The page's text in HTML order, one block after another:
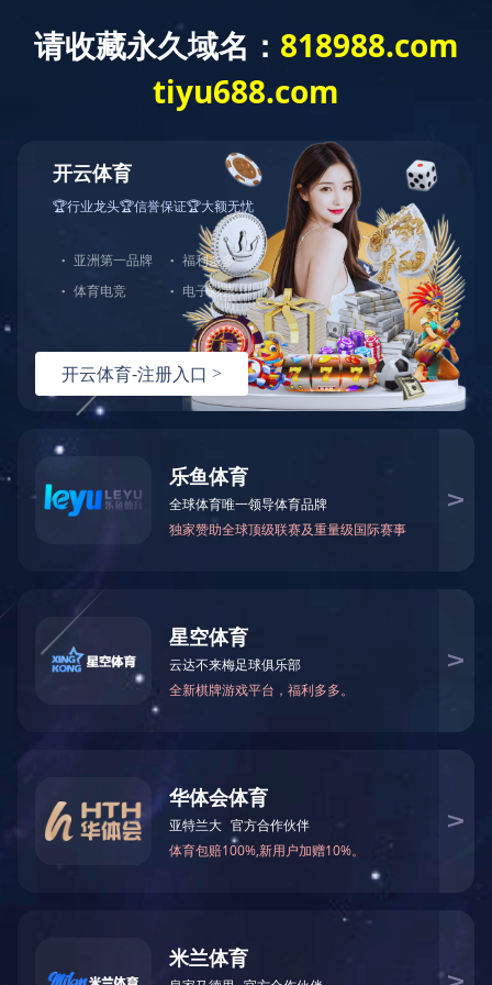
会议召开日期
董事会召开日期
]
董事会会议召开日期
截至二零二四年二月二十九日止之股份发行人的证
券变动月报表
下一条资讯：举报政策
热线：151-9017-0656